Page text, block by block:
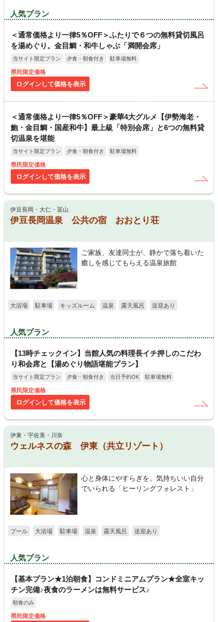
人気プラン
＜通常価格より一律5％OFF＞ふたりで６つの無料貸切風呂
を湯めぐり。金目鯛・和牛しゃぶ「満開会席」
当サイト限定プラン 夕食・朝食付き 駐車場無料
県民限定価格
ログインして価格を表示
＜通常価格より一律5％OFF＞豪華4大グルメ【伊勢海老・
鮑・金目鯛・国産和牛】最上級「特別会席」と6つの無料貸
切温泉を堪能
当サイト限定プラン 夕食・朝食付き 駐車場無料
県民限定価格
ログインして価格を表示
伊豆長岡・大仁・韮山
伊豆長岡温泉 公共の宿 おおとり荘
ご家族、友達同士が、静かで落ち着いた
癒しを感じてもらえる温泉旅館
大浴場 駐車場 キッズルーム 温泉 露天風呂 送迎あり
人気プラン
【13時チェックイン】当館人気の料理長イチ押しのこだわ
り和会席と【湯めぐり物語堪能プラン】
当サイト限定プラン 夕食・朝食付き 当日予約OK 駐車場無料
県民限定価格
ログインして価格を表示
伊東・宇佐美・川奈
ウェルネスの森 伊東（共立リゾート）
心と身体にやすらぎを。気持ちいい自分
でいられる「ヒーリングフォレスト」
プール 大浴場 駐車場 温泉 露天風呂 送迎あり
人気プラン
【基本プラン★1泊朝食】コンドミニアムプラン★全室キッ
チン完備♪夜食のラーメンは無料サービス♪
朝食のみ
県民限定価格